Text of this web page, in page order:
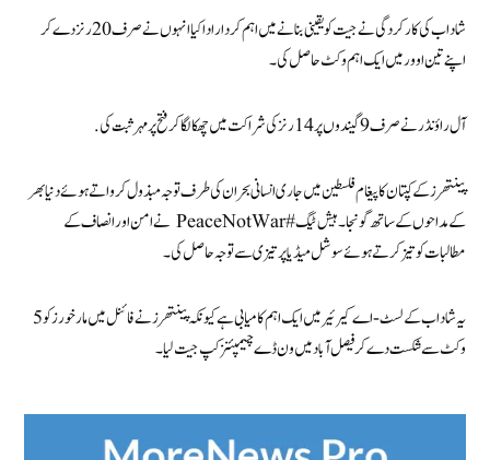
شاداب کی کارکردگی نے جیت کو یقینی بنانے میں اہم کردار ادا کیا انہوں نے صرف 20 رنز دے کر
اپنے تین اوور میں ایک اہم وکٹ حاصل کی۔
آل راؤنڈر نے صرف 9 گیندوں پر 14 رنز کی شراکت میں چھکا لگا کر فتح پر مہر ثبت کی.
پینتھرز کے کپتان کا پیغام فلسطین میں جاری انسانی بحران کی طرف توجہ مبذول کرواتے ہوئے دنیا بھر
کے مداحوں کے ساتھ گونجا۔ ہیش ٹیگ #PeaceNotWar نے امن اور انصاف کے
مطالبات کو تیز کرتے ہوئے سوشل میڈیا پر تیزی سے توجہ حاصل کی۔
یہ شاداب کے لسٹ-اے کیرئیر میں ایک اہم کامیابی ہے کیونکہ پینتھرز نے فائنل میں مارخورز کو 5
وکٹ سے شکست دے کر فیصل آباد میں ون ڈے چیمپئنز کپ جیت لیا۔